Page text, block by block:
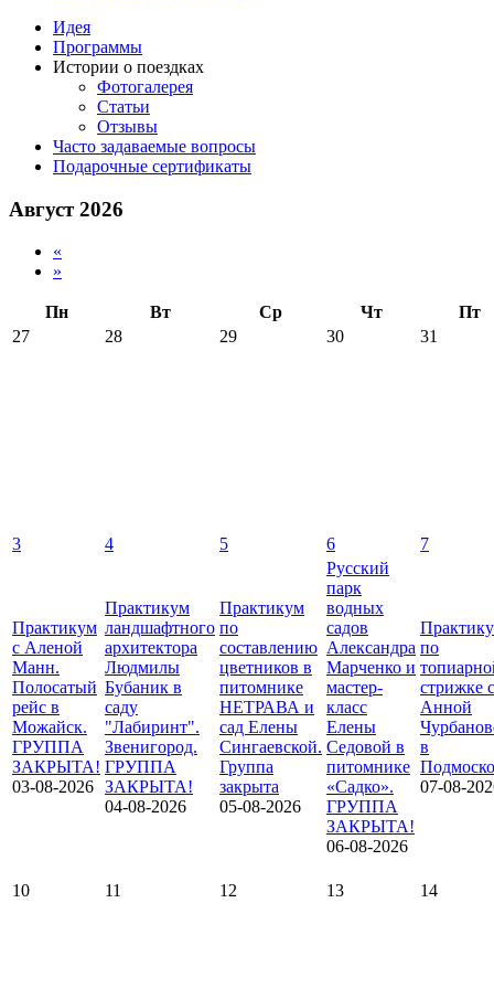
Идея
Программы
Истории о поездках
Фотогалерея
Статьи
Отзывы
Часто задаваемые вопросы
Подарочные сертификаты
Август 2026
«
»
Пн Вт Ср Чт
Пт
27
28 29 30 31
3 4 5 6 7
Практикум
с Аленой
Манн.
Полосатый
рейс в
Можайск.
ГРУППА
ЗАКРЫТА!
03-08-2026
Практикум
ландшафтного
архитектора
Людмилы
Бубаник в
саду
"Лабиринт".
Звенигород.
ГРУППА
ЗАКРЫТА!
04-08-2026
Практикум
по
составлению
цветников в
питомнике
НЕТРАВА и
сад Елены
Сингаевской.
Группа
закрыта
05-08-2026
Русский
парк
водных
садов
Александра
Марченко и
мастер-
класс
Елены
Седовой в
питомнике
«Садко».
ГРУППА
ЗАКРЫТА!
06-08-2026
по
стрижке с
Анной
в
07-08-
10 11 12 13 14